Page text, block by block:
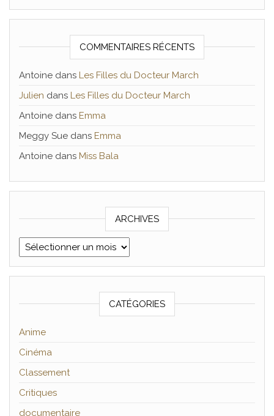
COMMENTAIRES RÉCENTS
Antoine dans Les Filles du Docteur March
Julien dans Les Filles du Docteur March
Antoine dans Emma
Meggy Sue dans Emma
Antoine dans Miss Bala
ARCHIVES
Archives
CATÉGORIES
Anime
Cinéma
Classement
Critiques
documentaire